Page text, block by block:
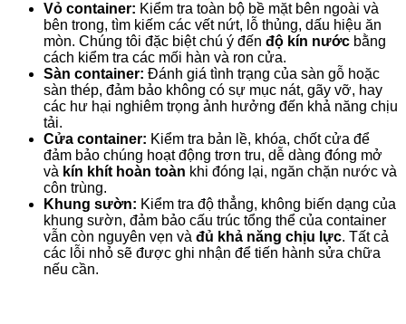
Vỏ container: Kiểm tra toàn bộ bề mặt bên ngoài và
bên trong, tìm kiếm các vết nứt, lỗ thủng, dấu hiệu ăn
mòn. Chúng tôi đặc biệt chú ý đến độ kín nước bằng
cách kiểm tra các mối hàn và ron cửa.
Sàn container: Đánh giá tình trạng của sàn gỗ hoặc
sàn thép, đảm bảo không có sự mục nát, gãy vỡ, hay
các hư hại nghiêm trọng ảnh hưởng đến khả năng chịu
tải.
Cửa container: Kiểm tra bản lề, khóa, chốt cửa để
đảm bảo chúng hoạt động trơn tru, dễ dàng đóng mở
và kín khít hoàn toàn khi đóng lại, ngăn chặn nước và
côn trùng.
Khung sườn: Kiểm tra độ thẳng, không biến dạng của
khung sườn, đảm bảo cấu trúc tổng thể của container
vẫn còn nguyên vẹn và đủ khả năng chịu lực. Tất cả
các lỗi nhỏ sẽ được ghi nhận để tiến hành sửa chữa
nếu cần.